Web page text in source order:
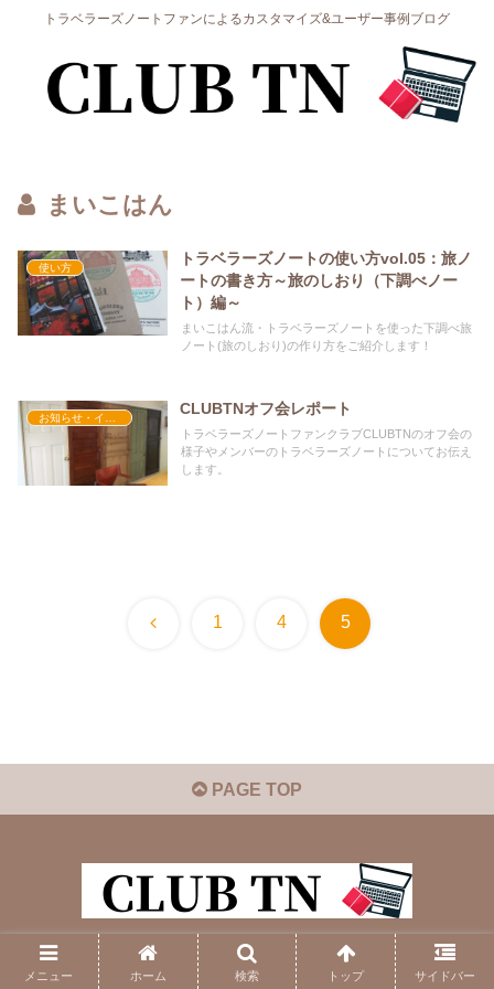
トラベラーズノートファンによるカスタマイズ&ユーザー事例ブログ
まいこはん
使い方
トラベラーズノートの使い方vol.05：旅ノ
ートの書き方～旅のしおり（下調べノー
ト）編～
まいこはん流・トラベラーズノートを使った下調べ旅
ノート(旅のしおり)の作り方をご紹介します！
お知らせ・イベント
CLUBTNオフ会レポート
トラベラーズノートファンクラブCLUBTNのオフ会の
様子やメンバーのトラベラーズノートについてお伝え
します。
前 1 4 5
PAGE TOP
© 2018 CLUB TN.
メニュー ホーム 検索 トップ サイドバー